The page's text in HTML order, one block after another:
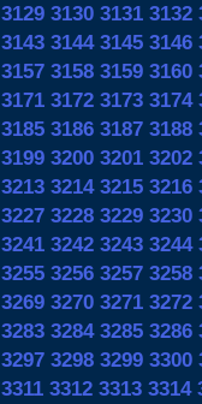
3129 3130 3131 3132
3143 3144 3145 3146
3157 3158 3159 3160
3171 3172 3173 3174
3185 3186 3187 3188
3199 3200 3201 3202
3213 3214 3215 3216
3227 3228 3229 3230
3241 3242 3243 3244
3255 3256 3257 3258
3269 3270 3271 3272
3283 3284 3285 3286
3297 3298 3299 3300
3311 3312 3313 3314